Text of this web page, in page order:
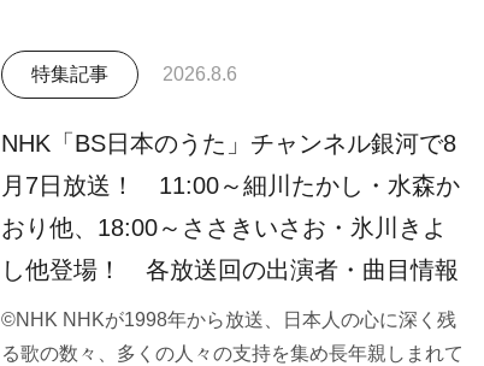
特集記事 2026.8.6
NHK「BS日本のうた」チャンネル銀河で8
月7日放送！ 11:00～細川たかし・水森か
おり他、18:00～ささきいさお・氷川きよ
し他登場！ 各放送回の出演者・曲目情報
©NHK NHKが1998年から放送、日本人の心に深く残
る歌の数々、多くの人々の支持を集め長年親しまれて